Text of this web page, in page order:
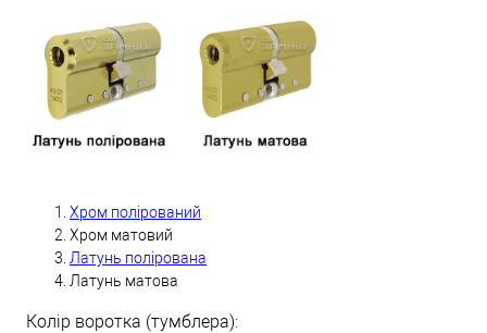
Хром полірований
Хром матовий
Латунь полірована
Латунь матова
Колір воротка (тумблера):